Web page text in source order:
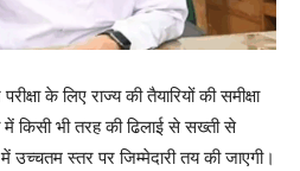
के लिए राज्य की तैयारियों की समीक्षा
में किसी भी तरह की ढिलाई से सख्ती से
उच्चतम स्तर पर जिम्मेदारी तय की जाएगी।